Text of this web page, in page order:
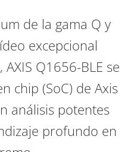
de la gama Q y
excepcional
Q1656-BLE se
chip (SoC) de Axis
análisis potentes
profundo en